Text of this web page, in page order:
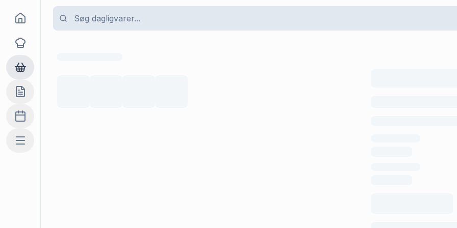
Goma
Opskrifter
Dagligvarer
Indkøbslisten
Madplan
Mere